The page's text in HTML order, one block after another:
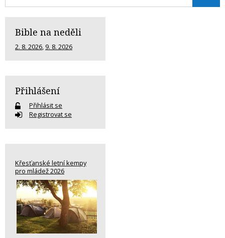
Bible na neděli
2. 8. 2026, 9. 8. 2026
Přihlášení
Přihlásit se
Registrovat se
Křesťanské letní kempy
pro mládež 2026